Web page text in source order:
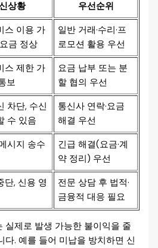
상황 우선순위
스 이용 가
금 정상
일반 거래·수리·프
로모션 활용 우선
스 제한 가
보
요금 납부 또는 분
할 협의 우선
차단, 수신
수 있음
통신사 연락·요금
해결 우선
시지 송수
긴급 해결(요금·계
약 정리) 우선
단, 신용 영
전문 상담 후 법적·
금융적 대응 필요
실제로 발생 가능한 불이익을 줄
다. 예를 들어 미납을 방치하면 신